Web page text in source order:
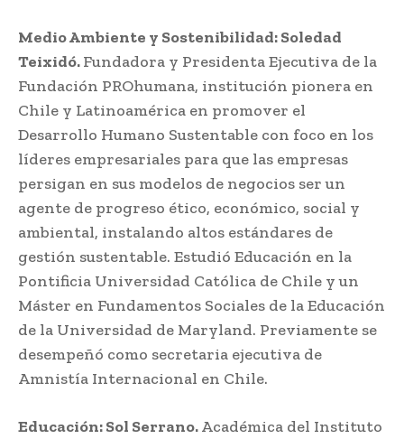
Medio Ambiente y Sostenibilidad: Soledad
Teixidó.Fundadora y Presidenta Ejecutiva de la
Fundación PROhumana, institución pionera en
Chile y Latinoamérica en promover el
Desarrollo Humano Sustentable con foco en los
líderes empresariales para que las empresas
persigan en sus modelos de negocios ser un
agente de progreso ético, económico, social y
ambiental, instalando altos estándares de
gestión sustentable. Estudió Educación en la
Pontificia Universidad Católica de Chile y un
Máster en Fundamentos Sociales de la Educación
de la Universidad de Maryland. Previamente se
desempeñó como secretaria ejecutiva de
Amnistía Internacional en Chile.
Educación: Sol Serrano.Académica del Instituto